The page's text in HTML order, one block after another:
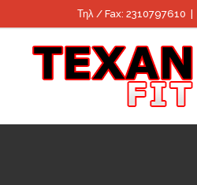
Τηλ / Fax: 2310797610